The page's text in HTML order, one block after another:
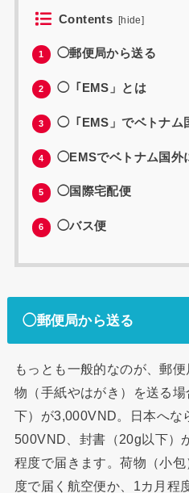
Contents [hide]
1 ◯郵便局から送る
2 ◯「EMS」とは
3 ◯「EMS」でベトナム
4 ◯EMSでベトナム国外
5 ◯国際宅配便
6 ◯バス便
◯郵便局から送る
もっとも一般的なのが、郵
物（手紙やはがき）を送る
下）が3,000VND。日本へな
500VND、封書（20g以下）
程度で届きます。荷物（小
度で届く航空便か、1カ月程